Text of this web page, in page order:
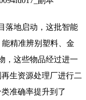
落地启动，这批智能
精准辨别塑料、金
，这些物品经过进一
生资源处理厂进行二
准确率提升到了